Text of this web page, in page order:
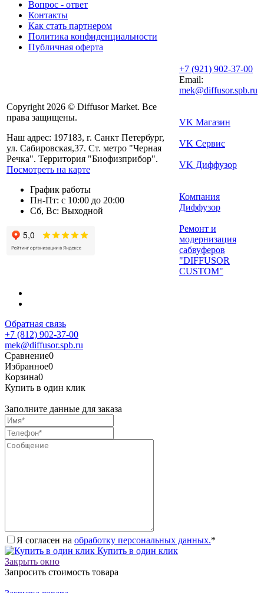
Вопрос - ответ
Контакты
Как стать партнером
Политика конфиденциальности
Публичная оферта
Copyright 2026 © Diffusor Market. Все
права защищены.
Наш адрес: 197183, г. Санкт Петербург,
ул. Сабировская,37. Ст. метро "Черная
Речка". Территория "Биофизприбор".
Посмотреть на карте
График работы
Пн-Пт: с 10:00 до 20:00
Сб, Вс: Выходной
+7 (921) 902-37-00
Email:
mek@diffusor.spb.ru
VK Магазин
VK Сервис
VK Диффузор
Компания
Диффузор
Ремонт и
модернизация
сабвуферов
"DIFFUSOR
CUSTOM"
Обратная связь
+7 (812) 902-37-00
mek@diffusor.spb.ru
Сравнение0
Избранное0
Корзина0
Купить в один клик
Заполните данные для заказа
Я согласен на обработку персональных данных.*
Купить в один клик
Закрыть окно
Запросить стоимость товара